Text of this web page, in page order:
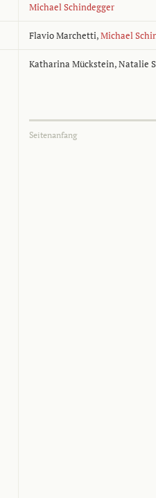
Michael Schindegger
Flavio Marchetti,Michael
Katharina Mückstein,Natalie
Seitenanfang